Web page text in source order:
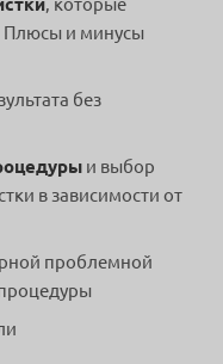
, которые
Плюсы и минусы
без
и выбор
в зависимости от
проблемной